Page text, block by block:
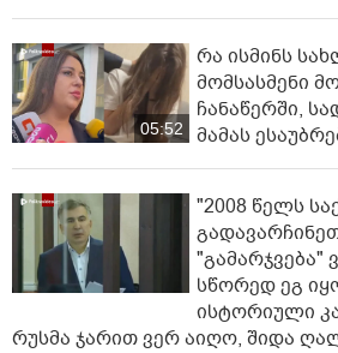
05:52
რა ისმინს
მომსასმენი
ჩანაწერში,
მამას
"2008 წელს
"გამარჯვება"
სწორედ ეგ
ისტორიული
რუსმა ჯარით ვერ აიღო, შიდა